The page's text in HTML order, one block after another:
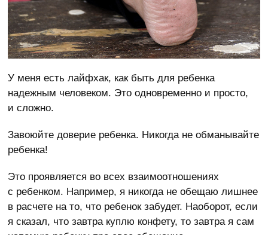
У меня есть лайфхак, как быть для ребенка
надежным человеком. Это одновременно и просто,
и сложно.
Завоюйте доверие ребенка. Никогда не обманывайте
ребенка!
Это проявляется во всех взаимоотношениях
с ребенком. Например, я никогда не обещаю лишнее
в расчете на то, что ребенок забудет. Наоборот, если
я сказал, что завтра куплю конфету, то завтра я сам